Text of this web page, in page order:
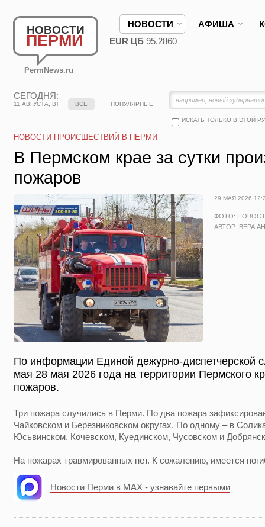
НОВОСТИ
ПЕРМИ
PermNews.ru
НОВОСТИ АФИША
EUR ЦБ 95.2860
СЕГОДНЯ:
11 АВГУСТА, ВТ
ИСКАТЬ ТОЛЬКО В ЭТОЙ
ВСЕ ПОПУЛЯРНЫЕ
НОВОСТИ ПРОИСШЕСТВИЙ В ПЕРМИ
В Пермском крае за сутки
пожаров
29 МАЯ 2026
ФОТО:
АВТОР: ВЕРА
По информации Единой дежурно-диспетчерской
мая 28 мая 2026 года на территории Пермского
пожаров.
Три пожара случились в Перми. По два пожара
Чайковском и Березниковском округах. По одному – в
Юсьвинском, Кочевском, Куединском, Чусовском и
На пожарах травмированных нет. К сожалению, имеется
Новости Перми в MAX - узнавайте первыми